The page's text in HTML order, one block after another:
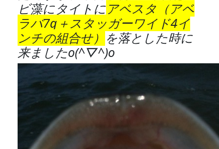
ビ藻にタイトにアベスタ（アベ
ラバ7g＋スタッガーワイド4イ
ンチの組合せ） を落とした時に
来ましたo(^▽^)o